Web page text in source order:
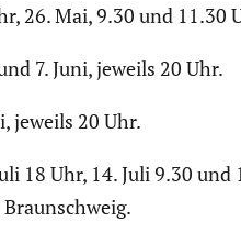
26. Mai, 9.30 und 11.30
7. Juni, jeweils 20 Uhr.
jeweils 20 Uhr.
18 Uhr, 14. Juli 9.30